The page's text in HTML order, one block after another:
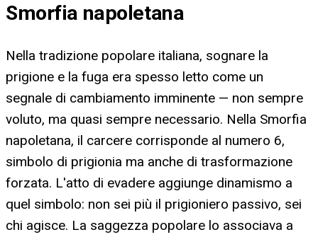
Smorfia napoletana
Nella tradizione popolare italiana, sognare la
prigione e la fuga era spesso letto come un
segnale di cambiamento imminente — non sempre
voluto, ma quasi sempre necessario. Nella Smorfia
napoletana, il carcere corrisponde al numero 6,
simbolo di prigionia ma anche di trasformazione
forzata. L'atto di evadere aggiunge dinamismo a
quel simbolo: non sei più il prigioniero passivo, sei
chi agisce. La saggezza popolare lo associava a